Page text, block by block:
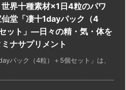
界十種素材×1日4粒のパワ
堂「凄十1dayパック（4
ット」—日々の精・気・体を
ナサプリメント
パック（4粒）＋5個セット」は、